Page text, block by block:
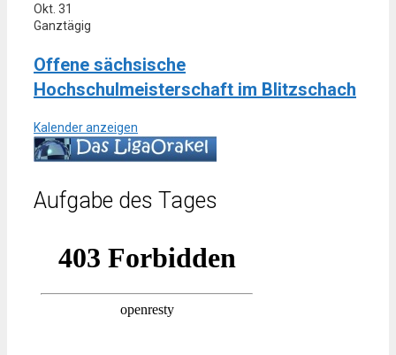
Okt. 31
Ganztägig
Offene sächsische
Hochschulmeisterschaft im Blitzschach
Kalender anzeigen
Aufgabe des Tages